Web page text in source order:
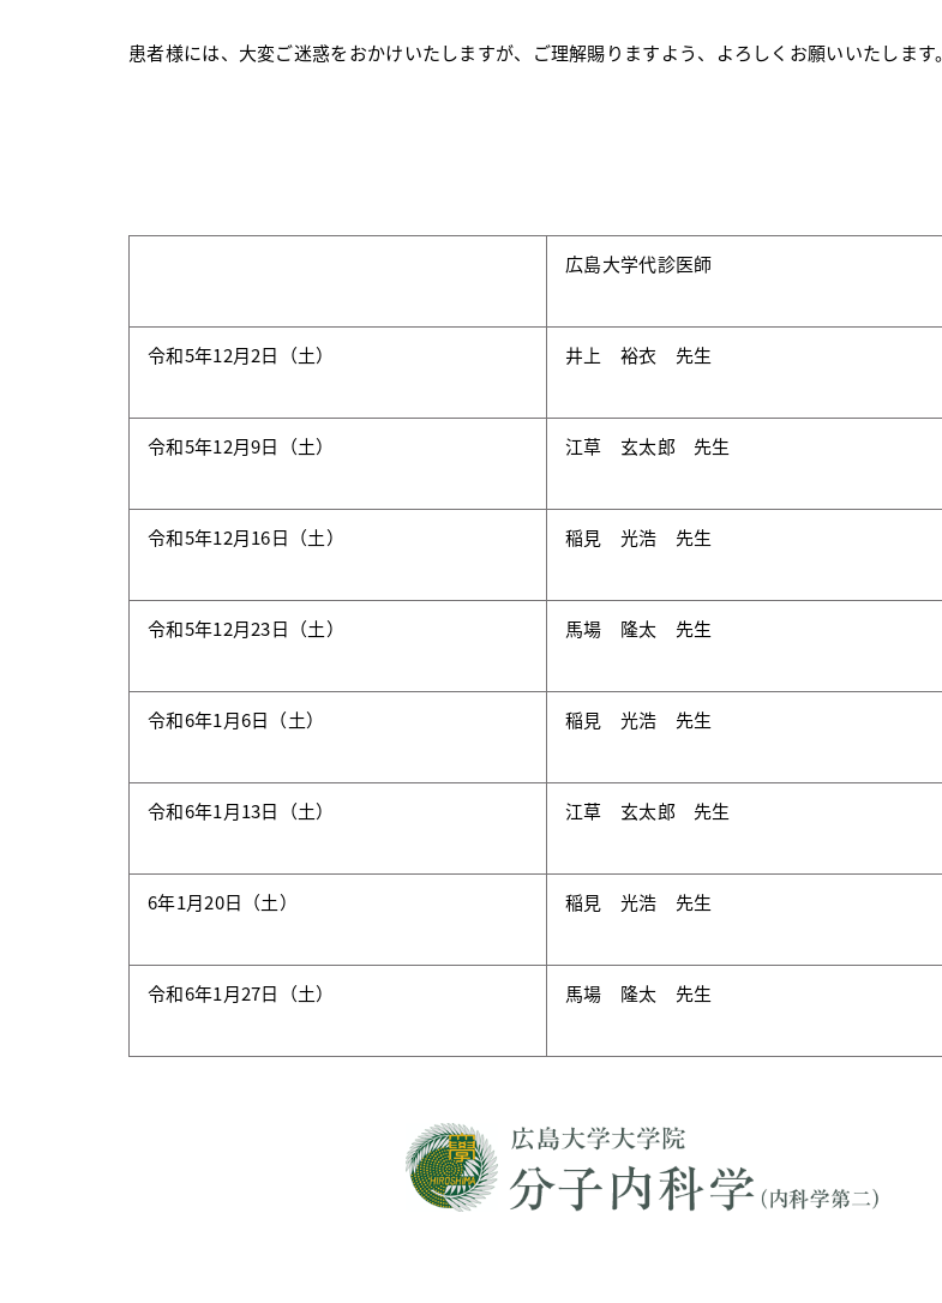
患者様には、大変ご迷惑をおかけいたしますが、ご理解賜りますよう、よろしくお願いいたします。
広島大学代診医師
令和5年12月2日（土） 井上 裕衣 先生
令和5年12月9日（土） 江草 玄太郎 先生
令和5年12月16日（土） 稲見 光浩 先生
令和5年12月23日（土） 馬場 隆太 先生
令和6年1月6日（土） 稲見 光浩 先生
令和6年1月13日（土） 江草 玄太郎 先生
6年1月20日（土） 稲見 光浩 先生
令和6年1月27日（土） 馬場 隆太 先生